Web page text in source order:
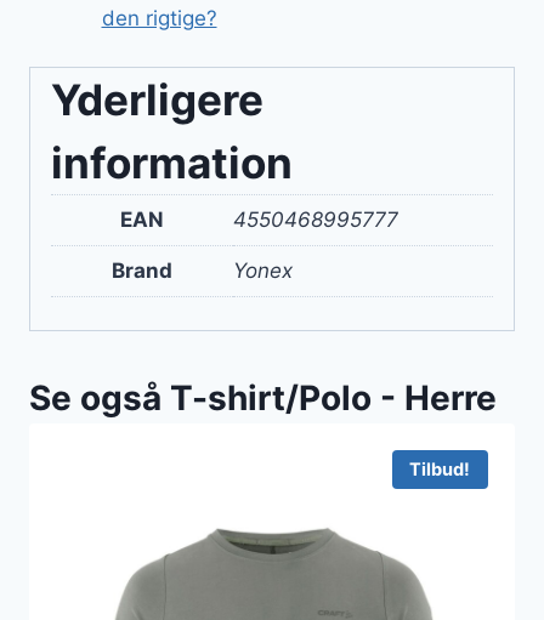
den rigtige?
Yderligere
information
EAN 4550468995777
Brand Yonex
Se også T-shirt/Polo - Herre
Tilbud!